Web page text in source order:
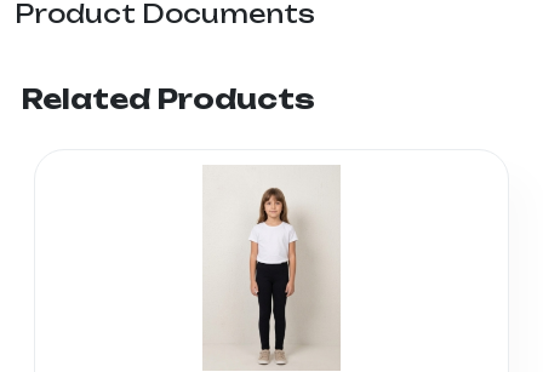
Product Documents
Related Products